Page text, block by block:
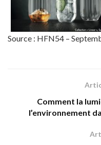
Source : HFN54 –
Comment la
l’environnement